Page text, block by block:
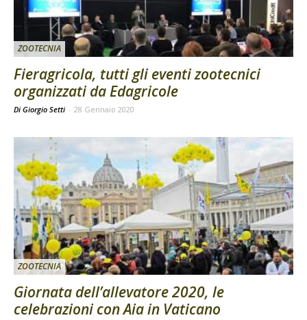
ZOOTECNIA
Fieragricola, tutti gli eventi zootecnici
organizzati da Edagricole
Di Giorgio Setti - 28 Gennaio 2020
ZOOTECNIA
Giornata dell’allevatore 2020, le
celebrazioni con Aia in Vaticano